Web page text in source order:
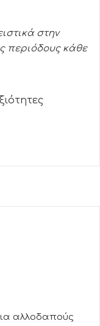
στην
περιόδους κάθε
αλλοδαπούς